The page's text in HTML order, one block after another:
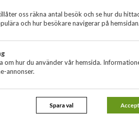
Kortfack, RFID-skydd, Stativfunktion
oss räkna antal besök och se hur du
och hur besökare navigerar på hemsidan.
om hur du använder vår hemsida.
annonser.
Spara val